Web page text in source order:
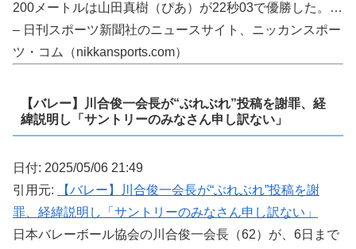
200メートルは山田真樹（ぴあ）が22秒03で優勝した。…
– 日刊スポーツ新聞社のニュースサイト、ニッカンスポー
ツ・コム（nikkansports.com）
【バレー】川合俊一会長が“ぶれぶれ”投稿を謝罪、経
緯説明し「サントリーのみなさん申し訳ない」
日付: 2025/05/06 21:49
引用元:
【バレー】川合俊一会長が“ぶれぶれ”投稿を謝
罪、経緯説明し「サントリーのみなさん申し訳ない」
日本バレーボール協会の川合俊一会長（62）が、6日まで